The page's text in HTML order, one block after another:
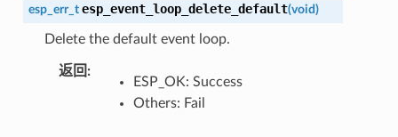
esp_err_t esp_event_loop_delete_default(void)
Delete the default event loop.
返回 :
ESP_OK: Success
Others: Fail